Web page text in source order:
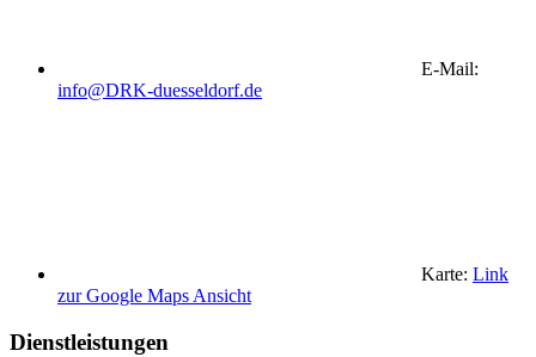
E-Mail:
info@DRK-duesseldorf.de
Karte: Link
zur Google Maps Ansicht
Dienstleistungen